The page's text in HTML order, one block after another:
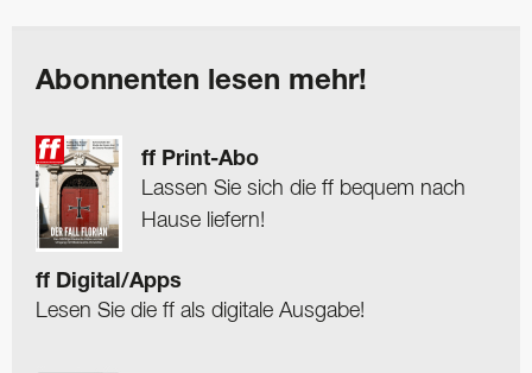
Abonnenten lesen mehr!
ff Print-Abo
Lassen Sie sich die ff bequem nach
Hause liefern!
ff Digital/Apps
Lesen Sie die ff als digitale Ausgabe!